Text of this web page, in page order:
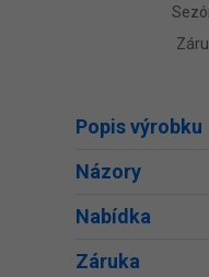
Popis výrobku
Názory
Nabídka
Záruka